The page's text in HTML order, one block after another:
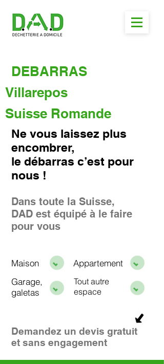
DEBARRAS
Villarepos
Suisse Romande
Ne vous laissez plus
encombrer,
le débarras c’est pour
nous !
Dans toute la Suisse,
DAD est équipé à le faire
pour vous
Maison
Appartement
Garage,
galetas
Tout autre
espace
Demandez un devis gratuit
et sans engagement